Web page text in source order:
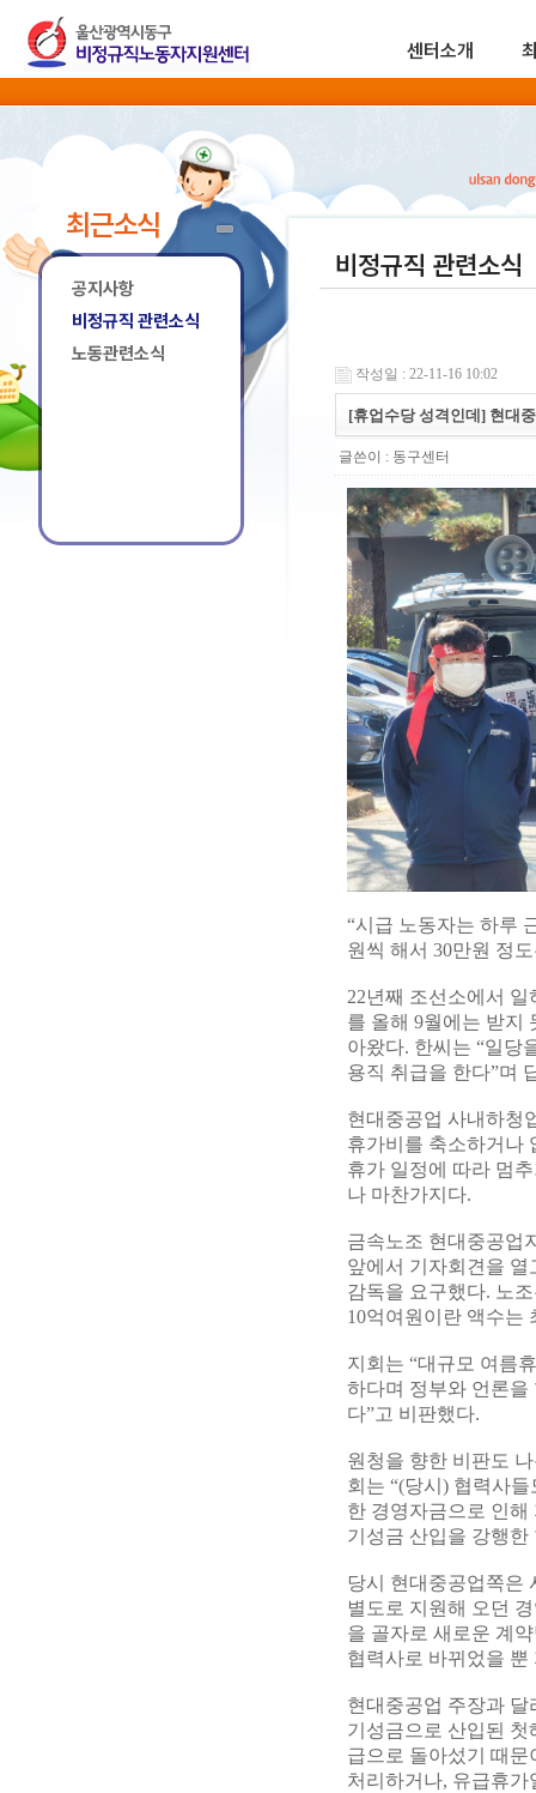
센터소개
최근소식
공지사항
비정규직 관련소식
노동관련소식
비정규직 관련소식
작성일 : 22-11-16 10:02
[휴업수당 성격인데] 현대
글쓴이 : 동구센터
“시급 노동자는 하루
원씩 해서 30만원 정
22년째 조선소에서
를 올해 9월에는 받지
아왔다. 한씨는 “일당
용직 취급을 한다”며
현대중공업 사내하청
휴가비를 축소하거나
휴가 일정에 따라 멈
나 마찬가지다.
금속노조 현대중공업
앞에서 기자회견을 열
감독을 요구했다. 노
10억여원이란 액수는
지회는 “대규모 여름
하다며 정부와 언론을
다”고 비판했다.
원청을 향한 비판도
회는 “(당시) 협력사
한 경영자금으로 인해
기성금 산입을 강행한
당시 현대중공업쪽은
별도로 지원해 오던
을 골자로 새로운 계
협력사로 바뀌었을 뿐
현대중공업 주장과
기성금으로 산입된
급으로 돌아섰기 때문
처리하거나, 유급휴